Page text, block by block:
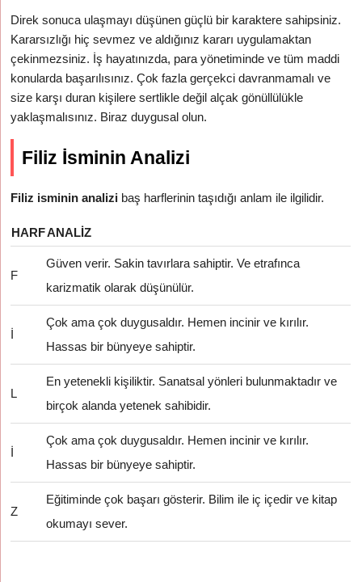
Direk sonuca ulaşmayı düşünen güçlü bir karaktere sahipsiniz.
Kararsızlığı hiç sevmez ve aldığınız kararı uygulamaktan
çekinmezsiniz. İş hayatınızda, para yönetiminde ve tüm maddi
konularda başarılısınız. Çok fazla gerçekci davranmamalı ve
size karşı duran kişilere sertlikle değil alçak gönüllülükle
yaklaşmalısınız. Biraz duygusal olun.
Filiz İsminin Analizi
Filiz isminin analizi baş harflerinin taşıdığı anlam ile ilgilidir.
HARFANALIZ
F
Güven verir. Sakin tavırlara sahiptir. Ve etrafınca
karizmatik olarak düşünülür.
İ
Çok ama çok duygusaldır. Hemen incinir ve kırılır.
Hassas bir bünyeye sahiptir.
L
En yetenekli kişiliktir. Sanatsal yönleri bulunmaktadır ve
birçok alanda yetenek sahibidir.
İ
Çok ama çok duygusaldır. Hemen incinir ve kırılır.
Hassas bir bünyeye sahiptir.
Z
Eğitiminde çok başarı gösterir. Bilim ile iç içedir ve kitap
okumayı sever.